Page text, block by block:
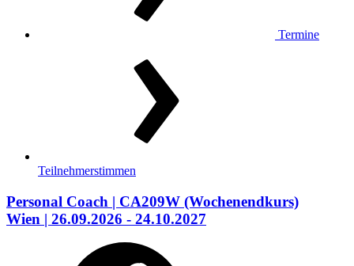
Termine
Teilnehmerstimmen
Personal Coach | CA209W (Wochenendkurs)
Wien | 26.09.2026 - 24.10.2027